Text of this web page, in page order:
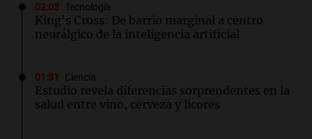
02:03 Tecnología
King's Cross: De barrio marginal a centro
neurálgico de la inteligencia artificial
01:31 Ciencia
Estudio revela diferencias sorprendentes en la
salud entre vino, cerveza y licores